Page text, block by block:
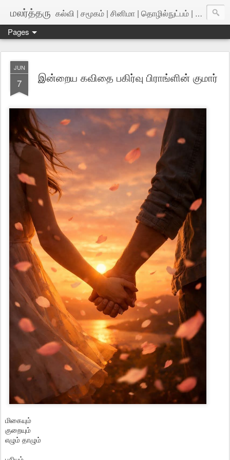
மலர்த்தரு கல்வி | சமூகம் | சினிமா | தொழில்நுட்பம் | அறிவியல்
Pages
JUN
7 இன்றைய கவிதை பகிர்வு பிராங்ளின் குமார்
மிகையும்
குறையும்
எழும் தாழும்